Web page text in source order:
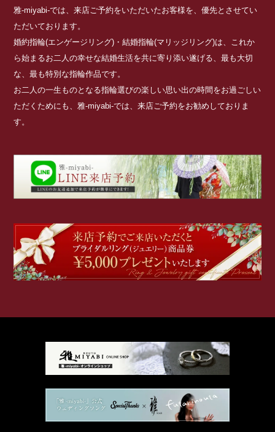
雅-miyabi-では、来店ご予約をいただいたお客様を、優先とさせてい
ただいております。
婚約指輪(エンゲージリング)・結婚指輪(マリッジリング)は、これか
ら始まるお二人の幸せな結婚生活を共に寄り添い遂げる、最も大切
な、最も特別な指輪作品です。
お二人の一生ものとなる指輪選びの楽しい思い出の時間をお過ごしい
ただくためにも、雅-miyabi-では、来店ご予約をお勧めしておりま
す。